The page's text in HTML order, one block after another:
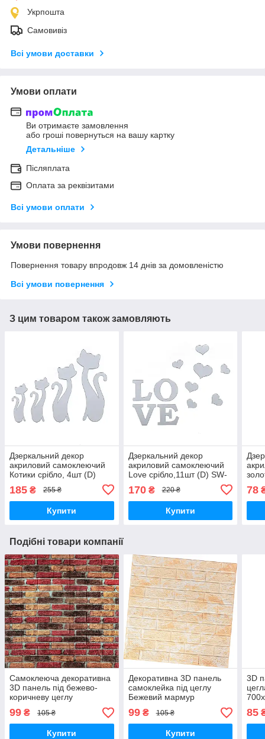
Укрпошта
Самовивіз
Всі умови доставки
Умови оплати
Ви отримаєте замовлення
або гроші повернуться на вашу картку
Детальніше
Післяплата
Оплата за реквізитами
Всі умови оплати
Умови повернення
Повернення товару впродовж 14 днів за домовленістю
Всі умови повернення
З цим товаром також замовляють
Дзеркальний декор
акриловий самоклеючий
Котики срібло, 4шт (D)
185 ₴ 255 ₴
Купити
Дзеркальний декор
акриловий самоклеючий
Love срібло,11шт (D) SW-
170₴ 220 ₴
Купити
78
Подібні товари компанії
Самоклеюча декоративна
3D панель під бежево-
коричневу цеглу
катеринослав
700х770х5мм (047) SW-
00000026
99 ₴ 105 ₴
Купити
Декоративна 3D панель
самоклейка під цеглу
Бежевий мармур
700х770х5мм (062) SW-
00000032
99₴ 105 ₴
Купити
3D
85